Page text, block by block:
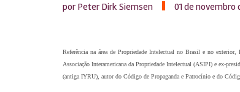
por Peter Dirk Siemsen 01 de novembro
Referência na área de Propriedade Intelectual no Brasil e no
Associação Interamericana da Propriedade Intelectual (ASIPI) e ex-
(antiga IYRU), autor do Código de Propaganda e Patrocínio e do